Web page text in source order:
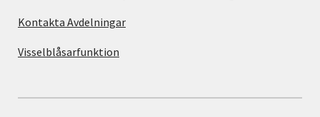
Kontakta Avdelningar
Visselblåsarfunktion